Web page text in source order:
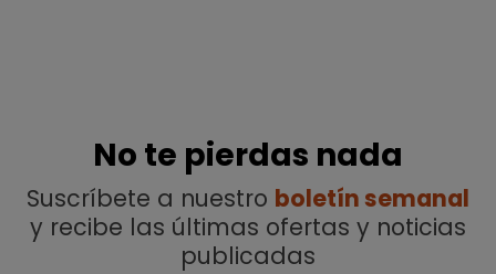
No te pierdas nada
Suscríbete a nuestro boletín semanal
y recibe las últimas ofertas y noticias
publicadas